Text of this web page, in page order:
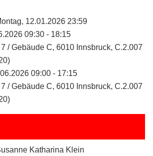
12.01.2026 23:59
09:30 - 18:15
/ Gebäude C, 6010 Innsbruck, C.2.007
09:00 - 17:15
/ Gebäude C, 6010 Innsbruck, C.2.007
Katharina Klein